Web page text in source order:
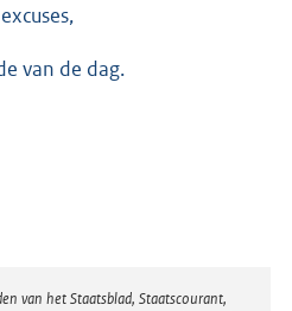
van de dag.
van het Staatsblad, Staatscourant,